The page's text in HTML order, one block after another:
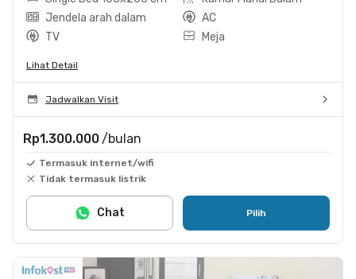
Jendela arah dalam
AC
TV
Meja
Lihat Detail
Jadwalkan Visit
Rp1.300.000 /bulan
Termasuk internet/wifi
Tidak termasuk listrik
Pilih
Chat